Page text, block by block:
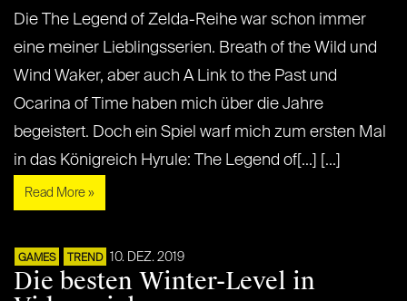
Die The Legend of Zelda-Reihe war schon immer
eine meiner Lieblingsserien. Breath of the Wild und
Wind Waker, aber auch A Link to the Past und
Ocarina of Time haben mich über die Jahre
begeistert. Doch ein Spiel warf mich zum ersten Mal
in das Königreich Hyrule: The Legend of[...] [...]
Read More »
GAMES TREND 10. DEZ. 2019
Die besten Winter-Level in